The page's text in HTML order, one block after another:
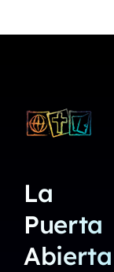
La
Puerta
Abierta